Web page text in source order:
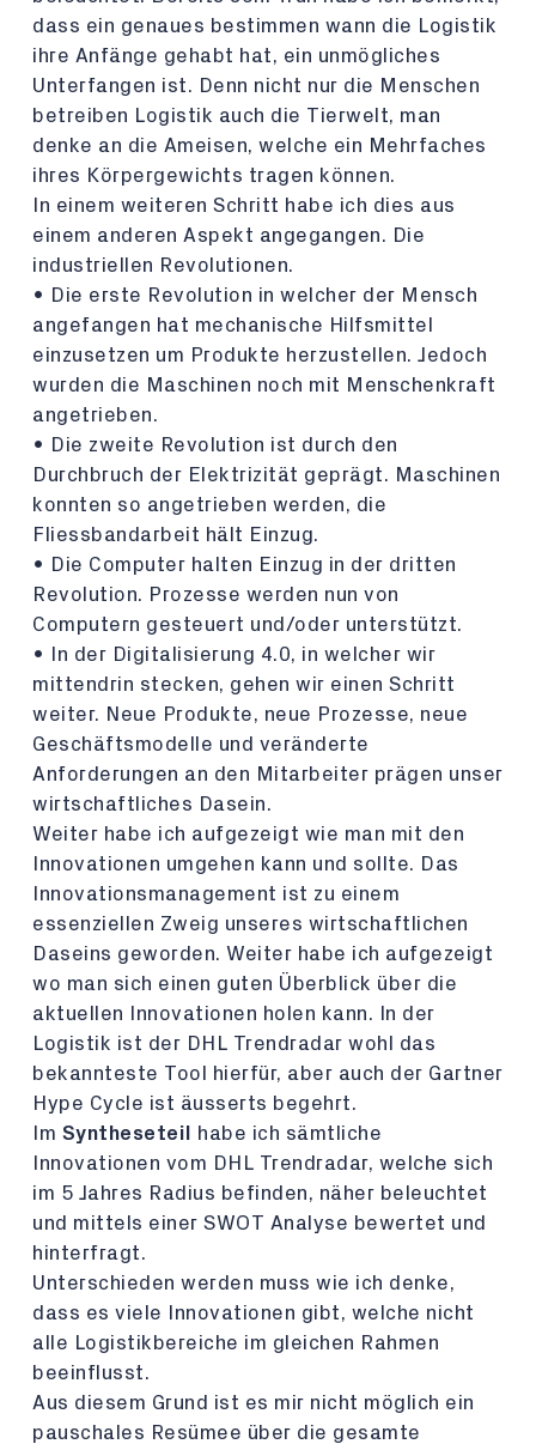
dass ein genaues bestimmen wann die Logistik
ihre Anfänge gehabt hat, ein unmögliches
Unterfangen ist. Denn nicht nur die Menschen
betreiben Logistik auch die Tierwelt, man
denke an die Ameisen, welche ein Mehrfaches
ihres Körpergewichts tragen können.
In einem weiteren Schritt habe ich dies aus
einem anderen Aspekt angegangen. Die
industriellen Revolutionen.
• Die erste Revolution in welcher der Mensch
angefangen hat mechanische Hilfsmittel
einzusetzen um Produkte herzustellen. Jedoch
wurden die Maschinen noch mit Menschenkraft
angetrieben.
• Die zweite Revolution ist durch den
Durchbruch der Elektrizität geprägt. Maschinen
konnten so angetrieben werden, die
Fliessbandarbeit hält Einzug.
• Die Computer halten Einzug in der dritten
Revolution. Prozesse werden nun von
Computern gesteuert und/oder unterstützt.
• In der Digitalisierung 4.0, in welcher wir
mittendrin stecken, gehen wir einen Schritt
weiter. Neue Produkte, neue Prozesse, neue
Geschäftsmodelle und veränderte
Anforderungen an den Mitarbeiter prägen unser
wirtschaftliches Dasein.
Weiter habe ich aufgezeigt wie man mit den
Innovationen umgehen kann und sollte. Das
Innovationsmanagement ist zu einem
essenziellen Zweig unseres wirtschaftlichen
Daseins geworden. Weiter habe ich aufgezeigt
wo man sich einen guten Überblick über die
aktuellen Innovationen holen kann. In der
Logistik ist der DHL Trendradar wohl das
bekannteste Tool hierfür, aber auch der Gartner
Hype Cycle ist äusserts begehrt.
Im Syntheseteil
habe ich sämtliche
Innovationen vom DHL Trendradar, welche sich
im 5 Jahres Radius befinden, näher beleuchtet
und mittels einer SWOT Analyse bewertet und
hinterfragt.
Unterschieden werden muss wie ich denke,
dass es viele Innovationen gibt, welche nicht
alle Logistikbereiche im gleichen Rahmen
beeinflusst.
Aus diesem Grund ist es mir nicht möglich ein
pauschales Resümee über die gesamte